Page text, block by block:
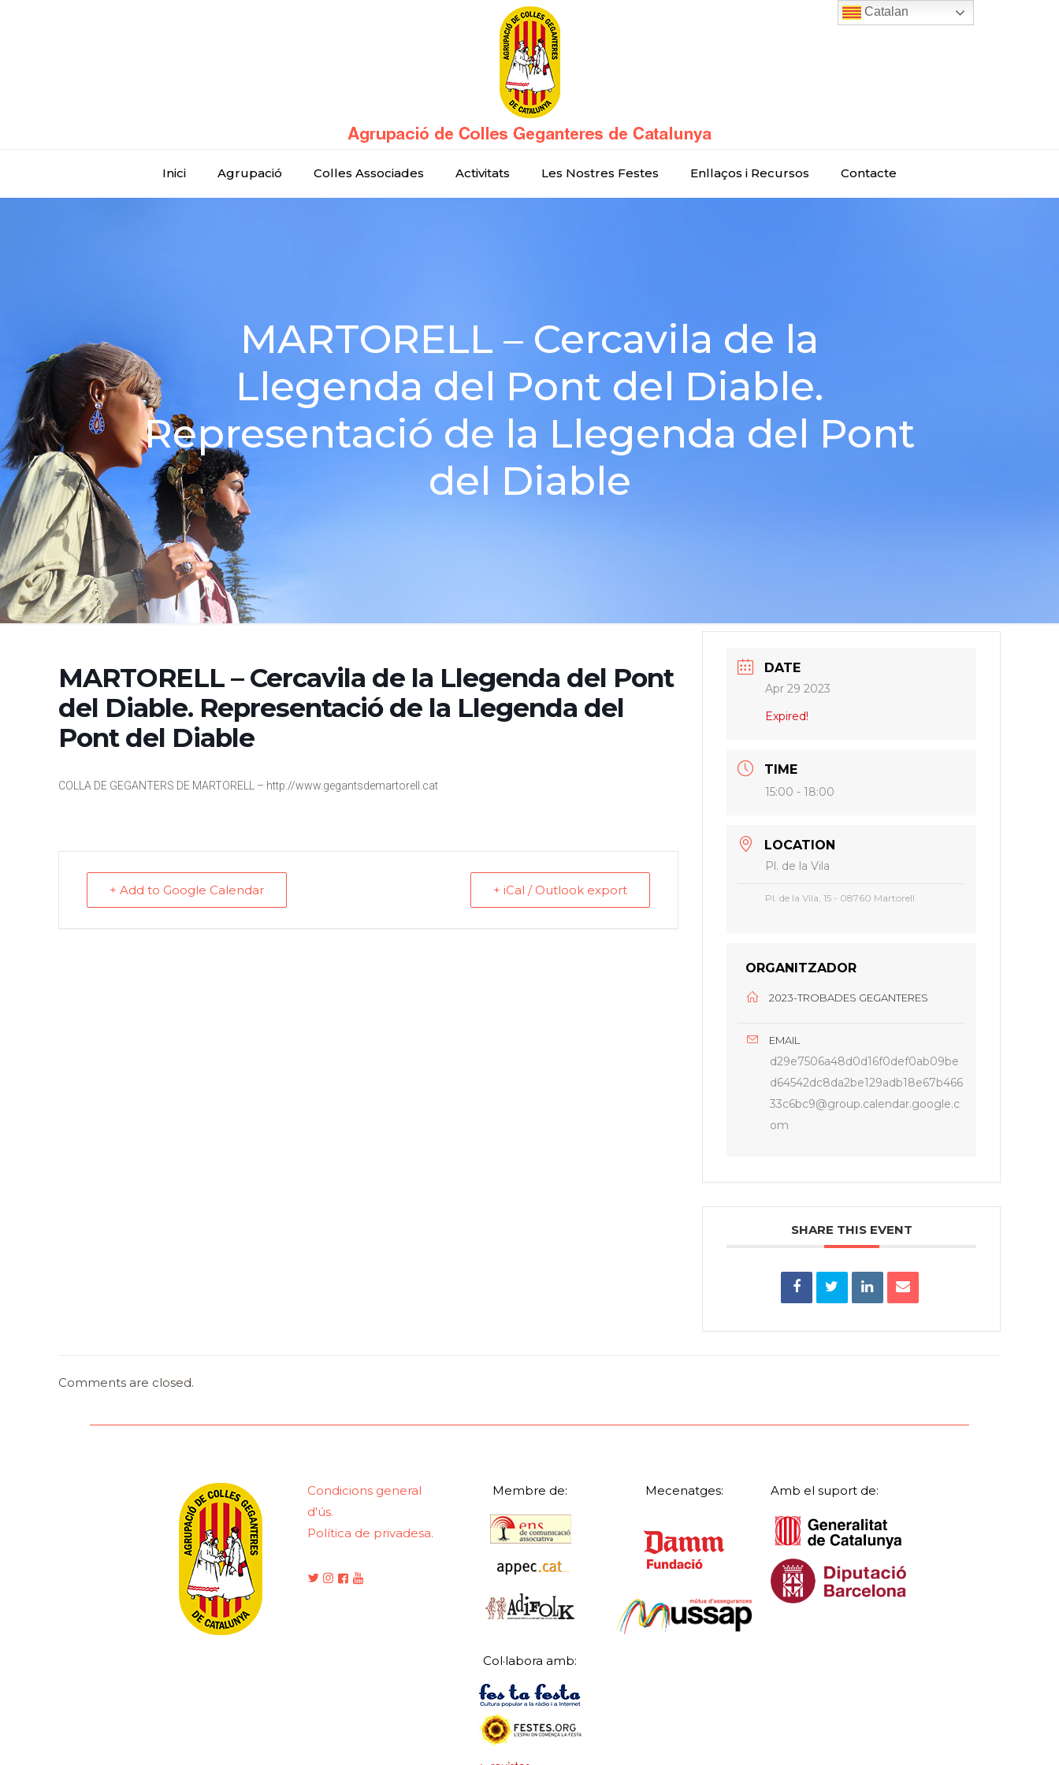
Inici Agrupació Colles Associades Activitats Les Nostres Festes Enllaços i Recursos Contacte
MARTORELL – Cercavila de la
Llegenda del Pont del Diable.
Representació de la Llegenda del Pont
del Diable
MARTORELL – Cercavila de la Llegenda del Pont
del Diable. Representació de la Llegenda del
Pont del Diable
COLLA DE GEGANTERS DE MARTORELL – http://www.gegantsdemartorell.cat
+ Add to Google Calendar + iCal / Outlook export
DATE
Apr 29 2023
Expired!
TIME
15:00 - 18:00
LOCATION
Pl. de la Vila
Pl. de la Vila, 15 - 08760 Martorell
ORGANITZADOR
2023-TROBADES GEGANTERES
EMAIL
d29e7506a48d0d16f0def0ab09be
d64542dc8da2be129adb18e67b466
33c6bc9@group.calendar.google.c
om
SHARE THIS EVENT
Comments are closed.
Condicions general
d'ús.
Política de privadesa.
Membre de:
Col·labora amb:
Mecenatges: Amb el suport de:
Catalan